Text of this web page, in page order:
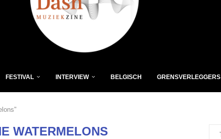
FESTIVAL INTERVIEW BELGISCH GRENSVERLEGGERS
WATERMELONS